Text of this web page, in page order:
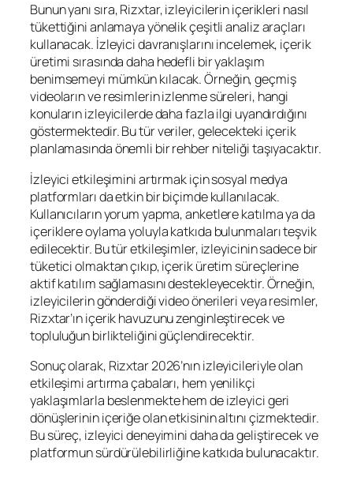
Bunun yanı sıra, Rizxtar, izleyicilerin içerikleri nasıl
tükettiğini anlamaya yönelik çeşitli analiz araçları
kullanacak. İzleyici davranışlarını incelemek, içerik
üretimi sırasında daha hedefli bir yaklaşım
benimsemeyi mümkün kılacak. Örneğin, geçmiş
videoların ve resimlerin izlenme süreleri, hangi
konuların izleyicilerde daha fazla ilgi uyandırdığını
göstermektedir. Bu tür veriler, gelecekteki içerik
planlamasında önemli bir rehber niteliği taşıyacaktır.
İzleyici etkileşimini artırmak için sosyal medya
platformları da etkin bir biçimde kullanılacak.
Kullanıcıların yorum yapma, anketlere katılma ya da
içeriklere oylama yoluyla katkıda bulunmaları teşvik
edilecektir. Bu tür etkileşimler, izleyicinin sadece bir
tüketici olmaktan çıkıp, içerik üretim süreçlerine
aktif katılım sağlamasını destekleyecektir. Örneğin,
izleyicilerin gönderdiği video önerileri veya resimler,
Rizxtar’ın içerik havuzunu zenginleştirecek ve
topluluğun birlikteliğini güçlendirecektir.
Sonuç olarak, Rizxtar 2026’nın izleyicileriyle olan
etkileşimi artırma çabaları, hem yenilikçi
yaklaşımlarla beslenmekte hem de izleyici geri
dönüşlerinin içeriğe olan etkisinin altını çizmektedir.
Bu süreç, izleyici deneyimini daha da geliştirecek ve
platformun sürdürülebilirliğine katkıda bulunacaktır.